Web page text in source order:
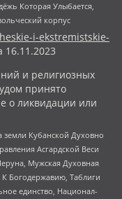
Которая Улыбается,
корпус
i-ekstremistskie-
16.11.2023
и религиозных
принято
о ликвидации или
земли Кубанской Духовно
Асгардской Веси
Мужская Духовная
Богодержавию, Таблиги
единство, Национал-